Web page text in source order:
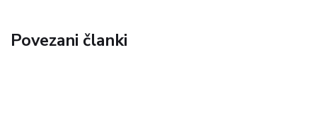
Povezani članki